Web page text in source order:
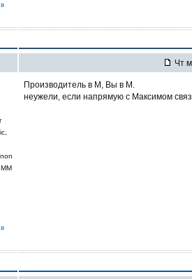
Чт
Производитель в М, Вы в М.
неужели, если напрямую с Максимом